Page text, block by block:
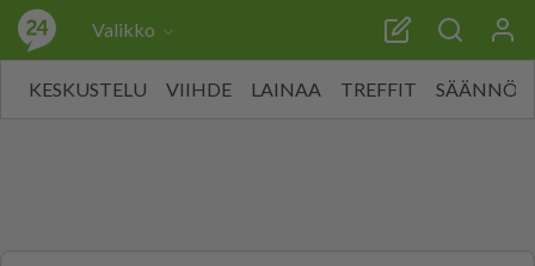
Valikko
KESKUSTELU VIIHDE LAINAA TREFFIT SÄÄNNÖT